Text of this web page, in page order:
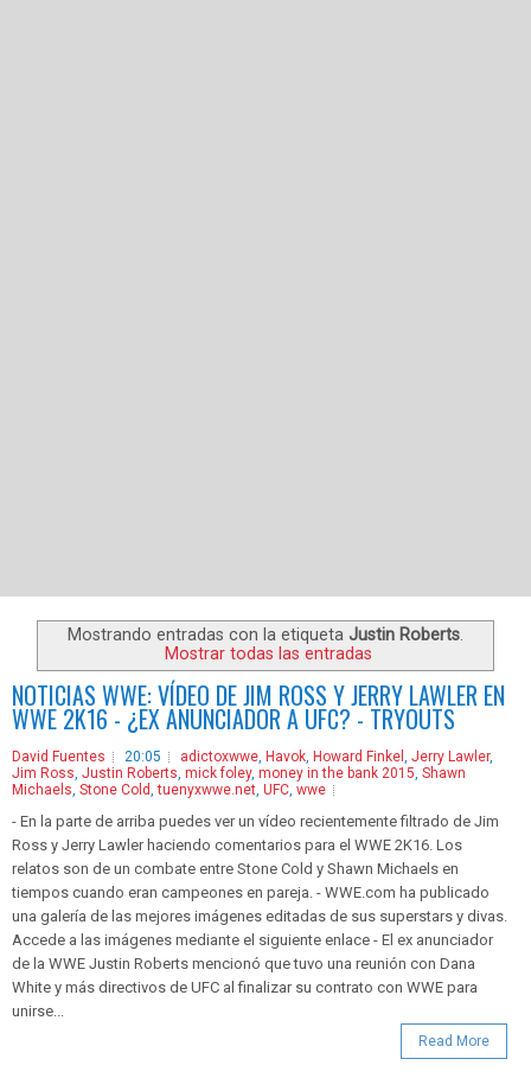
Mostrando entradas con la etiqueta Justin Roberts.
Mostrar todas las entradas
NOTICIAS WWE: VÍDEO DE JIM ROSS Y JERRY LAWLER EN
WWE 2K16 - ¿EX ANUNCIADOR A UFC? - TRYOUTS
David Fuentes 20:05 adictoxwwe Havok Howard Finkel Jerry Lawler,
Jim Ross Justin Roberts mick foley, money in the bank 2015 Shawn
Michaels Stone Cold ,tuenyxwwe.net UFC wwe
- En la parte de arriba puedes ver un vídeo recientemente filtrado de Jim
Ross y Jerry Lawler haciendo comentarios para el WWE 2K16. Los
relatos son de un combate entre Stone Cold y Shawn Michaels en
tiempos cuando eran campeones en pareja. - WWE.com ha publicado
una galería de las mejores imágenes editadas de sus superstars y divas.
Accede a las imágenes mediante el siguiente enlace - El ex anunciador
de la WWE Justin Roberts mencionó que tuvo una reunión con Dana
White y más directivos de UFC al finalizar su contrato con WWE para
unirse...
Read More